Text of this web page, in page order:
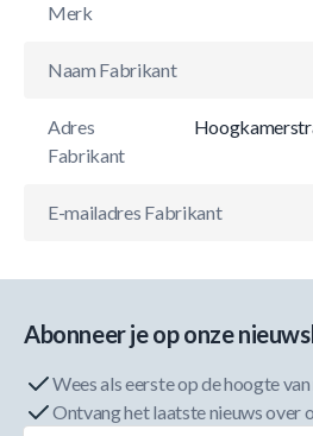
Merk
Naam Fabrikant
Adres
Fabrikant
E-mailadres Fabrikant
Abonneer je op onze
Wees als eerste op de hoogte
Ontvang het laatste nieuws over